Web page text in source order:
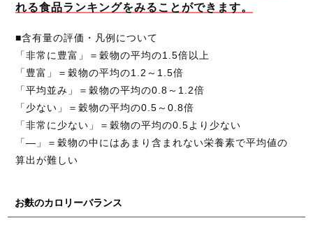
れる食品ランキングをみることができます。
■含有量の評価・凡例について
「非常に豊富」＝穀物の平均の1.5倍以上
「豊富」＝穀物の平均の1.2～1.5倍
「平均並み」＝穀物の平均の0.8～1.2倍
「少ない」＝穀物の平均の0.5～0.8倍
「非常に少ない」＝穀物の平均の0.5より少ない
「―」＝穀物の中にはあまり含まれない栄養素で平均値の
算出が難しい
お麩のカロリーバランス